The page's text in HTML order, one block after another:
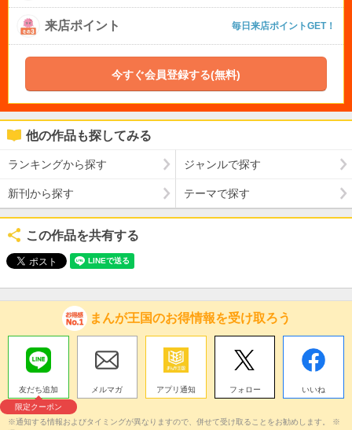
来店ポイント 毎日来店ポイントGET！
今すぐ会員登録する(無料)
他の作品も探してみる
ランキングから探す ジャンルで探す
新刊から探す テーマで探す
この作品を共有する
まんが王国のお得情報を受け取ろう
友だち追加
限定クーポン
メルマガ アプリ通知 フォロー いいね
※通知する情報およびタイミングが異なりますので、併せて受け取ることをお勧めします。 ※